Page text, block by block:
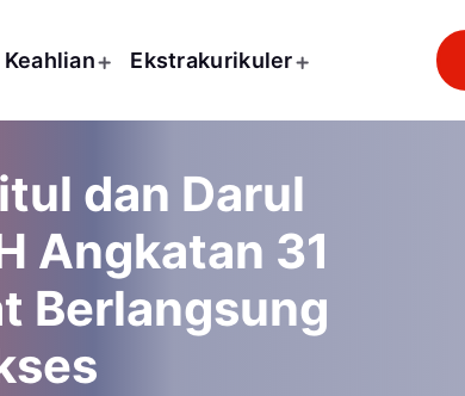
Ekstrakurikuler
dan Darul
Angkatan 31
Berlangsung